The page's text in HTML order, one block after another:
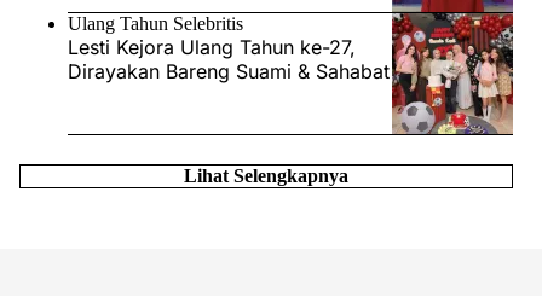
Ulang Tahun Selebritis
Lesti Kejora Ulang Tahun ke-27,
Dirayakan Bareng Suami & Sahabat
Lihat Selengkapnya